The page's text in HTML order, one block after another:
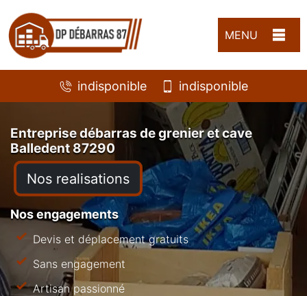
MENU
indisponible indisponible
Entreprise débarras de grenier et cave
Balledent 87290
Nos realisations
Nos engagements
Devis et déplacement gratuits
Sans engagement
Artisan passionné